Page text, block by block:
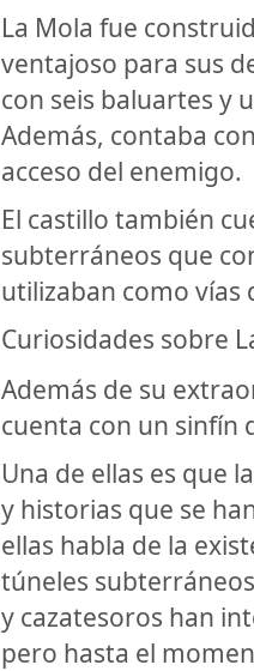
La Mola fue
ventajoso para sus
con seis baluartes y
Además, contaba
acceso del enemigo.
El castillo también
subterráneos que
utilizaban como vías
Curiosidades sobre
Además de su
cuenta con un sinfín
Una de ellas es que
y historias que se
ellas habla de la
túneles
y cazatesoros han
pero hasta el